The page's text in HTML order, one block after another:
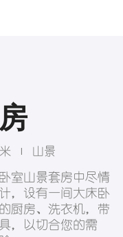
| 山景
室山景套房中尽情
，设有一间大床卧
厨房、洗衣机，带
，以切合您的需